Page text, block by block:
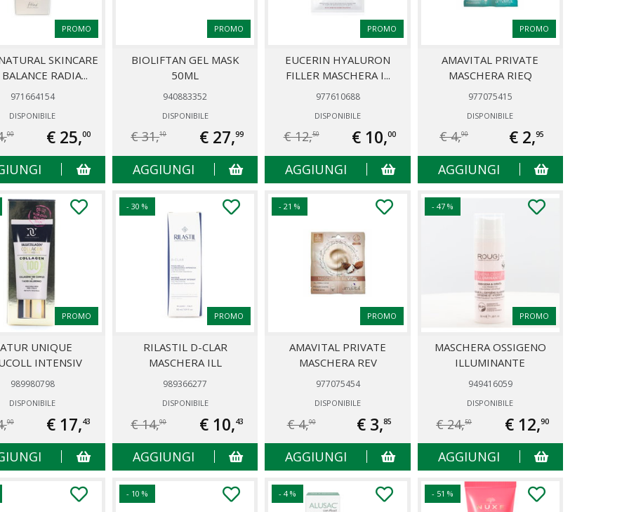
PROMO
SKINCARE
RADIA...
971664154
DISPONIBILE
00 € 25,00
PROMO
BIOLIFTAN GEL MASK
50ML
940883352
DISPONIBILE
€ 31,10 € 27,99
AGGIUNGI
PROMO
EUCERIN HYALURON
FILLER MASCHERA I...
977610688
DISPONIBILE
€ 12,50 € 10,00
AGGIUNGI
PROMO
AMAVITAL PRIVATE
MASCHERA RIEQ
977075415
DISPONIBILE
€ 4,90 € 2,95
AGGIUNGI
PROMO
UNIQUE
INTENSIV
989980798
DISPONIBILE
90 € 17,43
- 30 %
PROMO
RILASTIL D-CLAR
MASCHERA ILL
989366277
DISPONIBILE
€ 14,90 € 10,43
AGGIUNGI
- 21 %
PROMO
AMAVITAL PRIVATE
MASCHERA REV
977075454
DISPONIBILE
€ 4,90 € 3,85
AGGIUNGI
- 47 %
PROMO
MASCHERA OSSIGENO
ILLUMINANTE
949416059
DISPONIBILE
€ 24,50 € 12,90
AGGIUNGI
- 10 % - 4 % - 51 %